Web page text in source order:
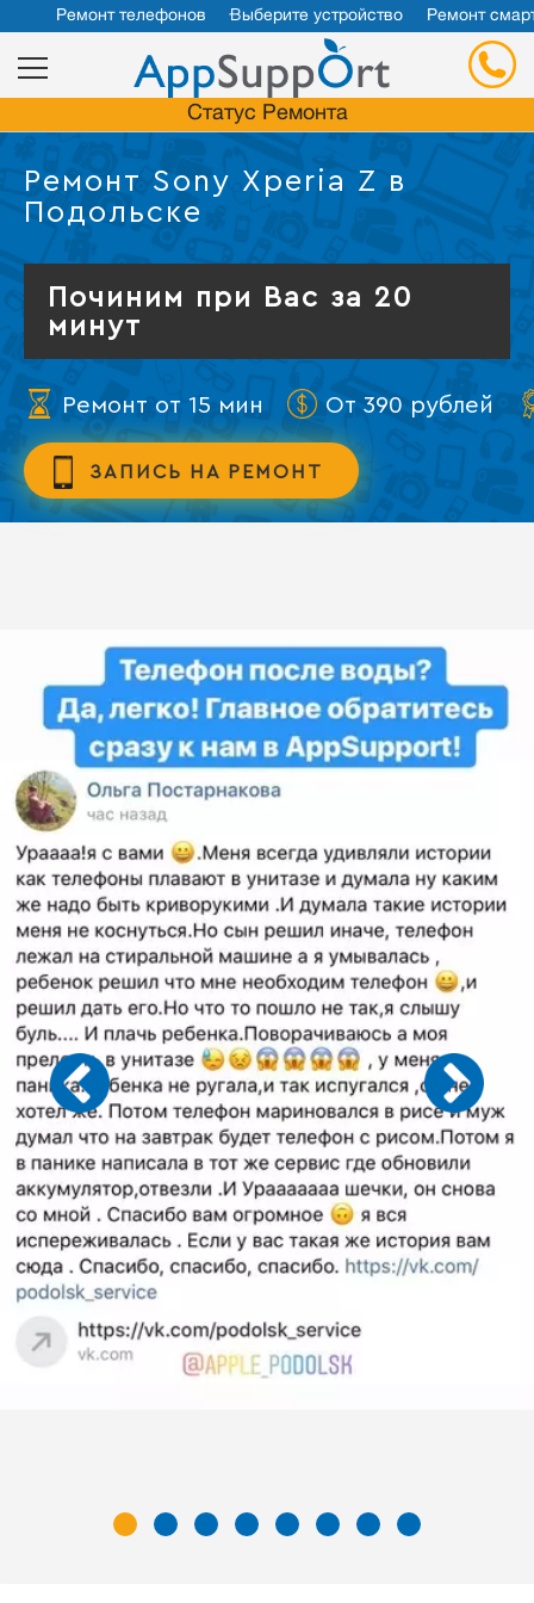
Ремонт телефонов Выберите устройство Ремонт
Статус Ремонта
Ремонт Sony Xperia Z в
Подольске
Починим при Вас за 20
минут
Ремонт от 15 мин От 390 рублей
ЗАПИСЬ НА РЕМОНТ